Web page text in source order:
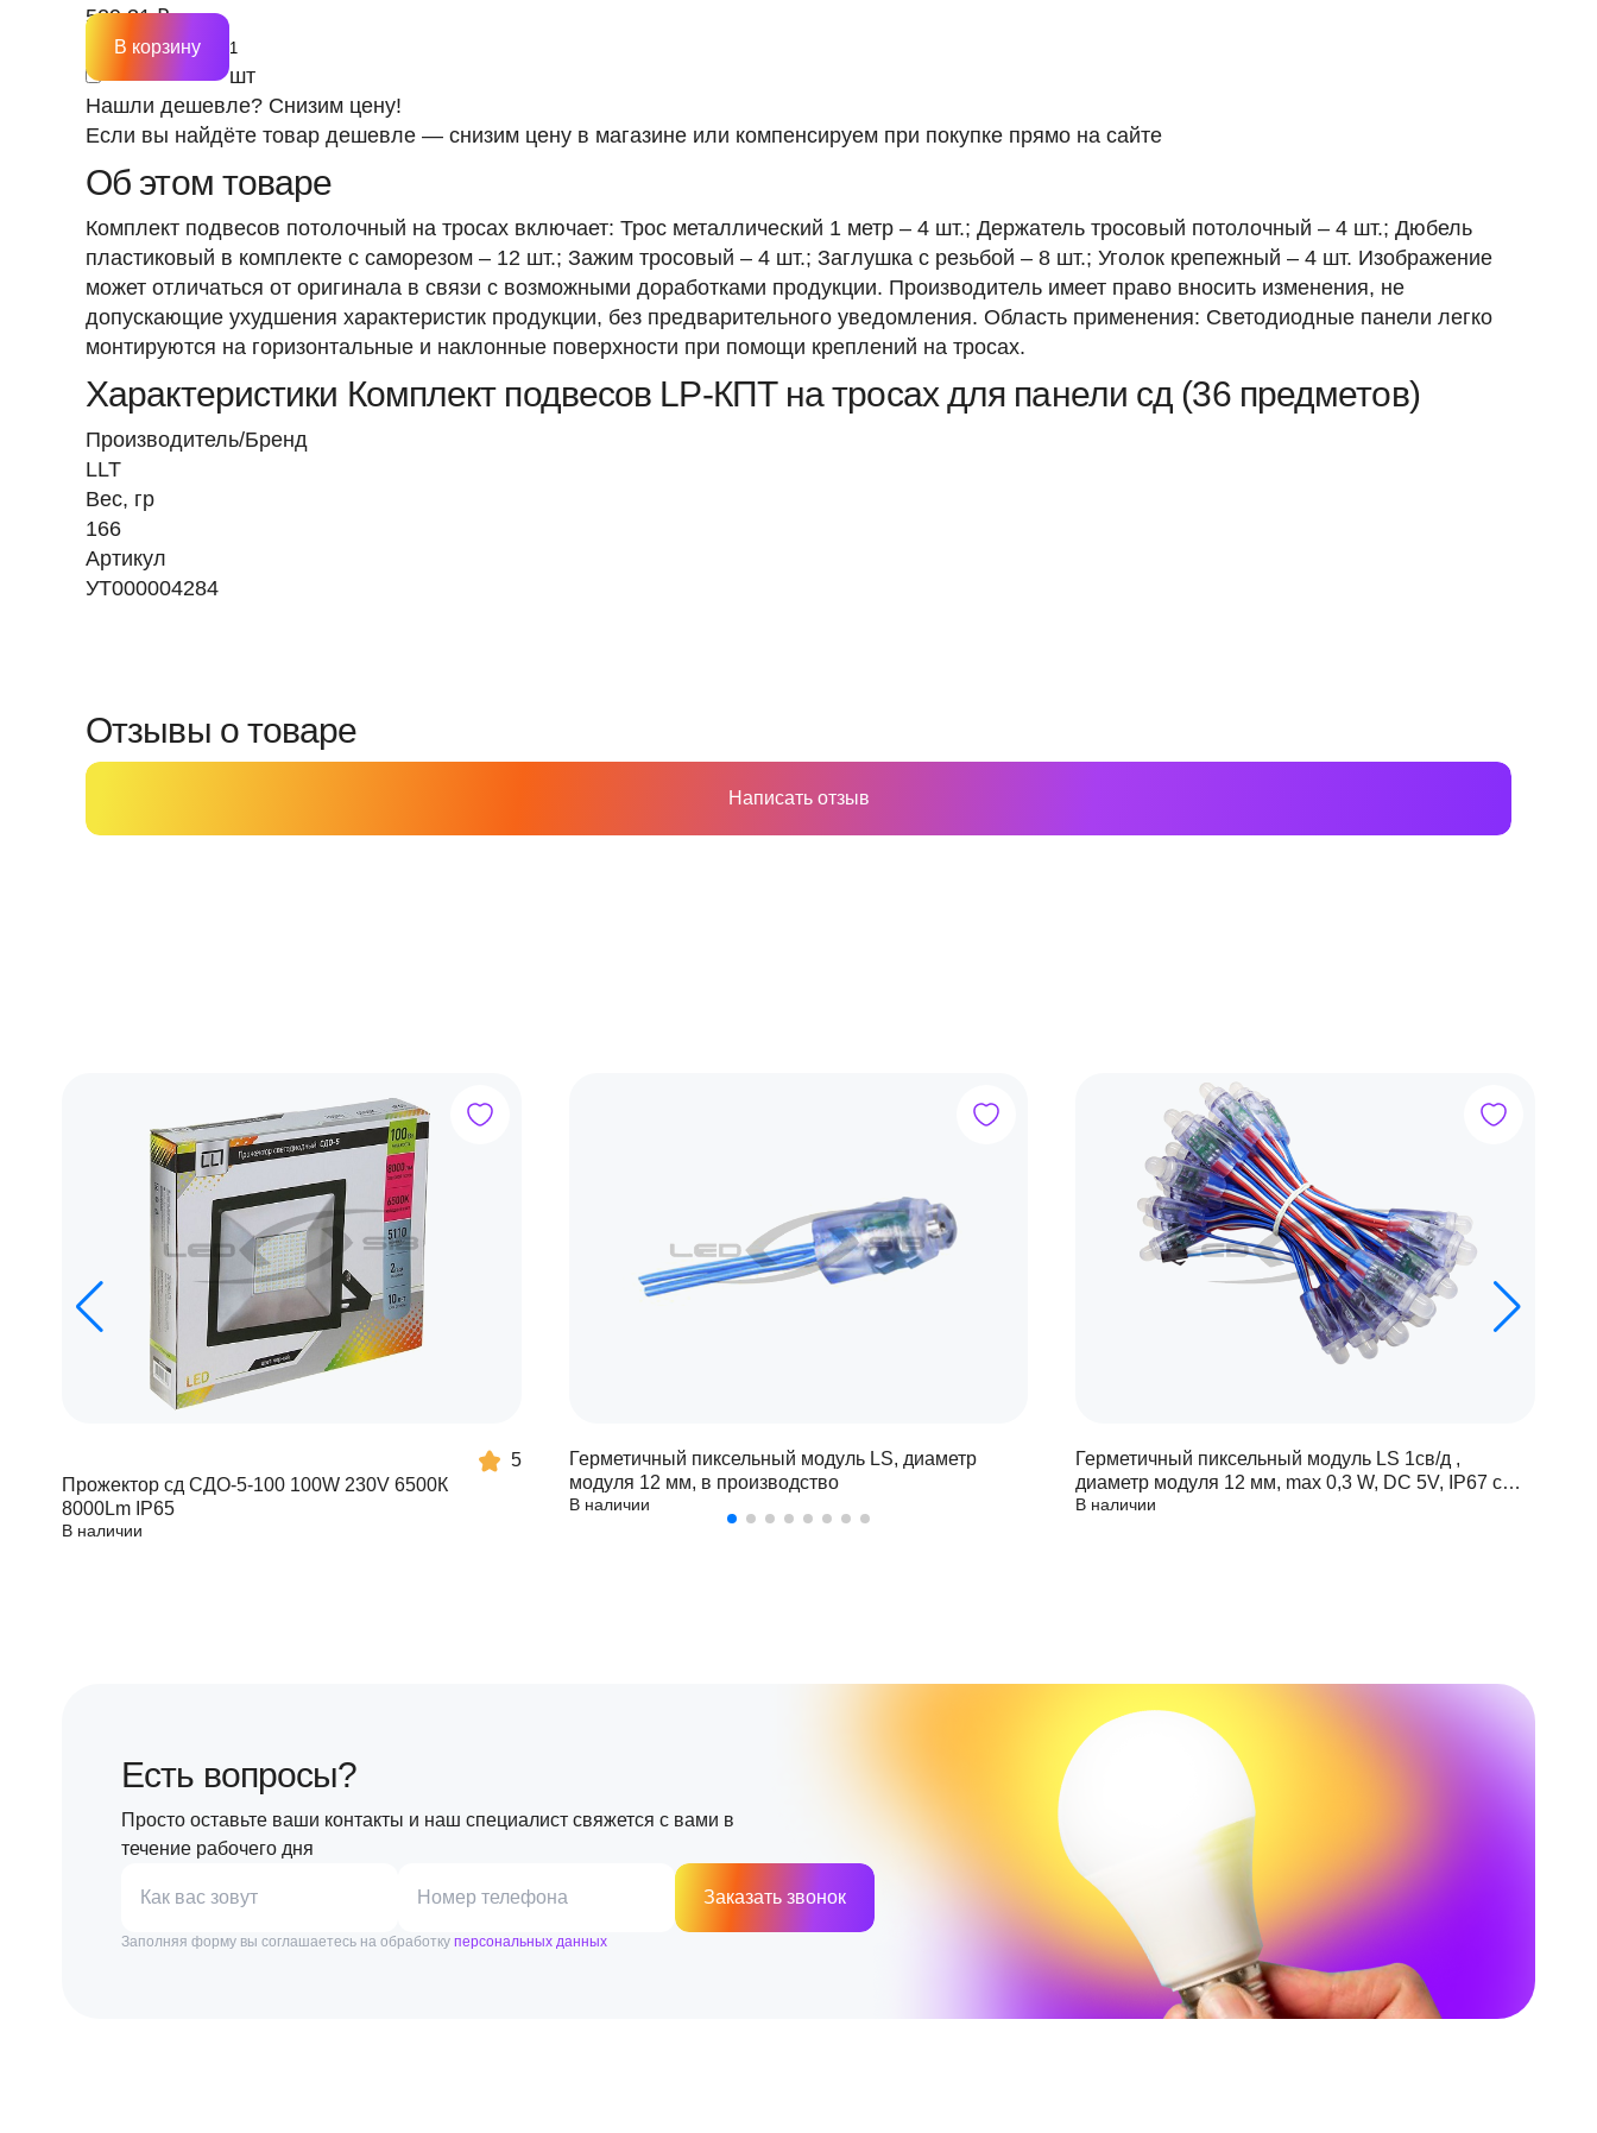
529.31 ₽
шт
В корзину
Нашли дешевле? Снизим цену!
Если вы найдёте товар дешевле — снизим цену в магазине или компенсируем при покупке прямо на сайте
Об этом товаре
Комплект подвесов потолочный на тросах включает: Трос металлический 1 метр – 4 шт.; Держатель тросовый потолочный – 4 шт.; Дюбель
пластиковый в комплекте с саморезом – 12 шт.; Зажим тросовый – 4 шт.; Заглушка с резьбой – 8 шт.; Уголок крепежный – 4 шт. Изображение
может отличаться от оригинала в связи с возможными доработками продукции. Производитель имеет право вносить изменения, не
допускающие ухудшения характеристик продукции, без предварительного уведомления. Область применения: Светодиодные панели легко
монтируются на горизонтальные и наклонные поверхности при помощи креплений на тросах.
Характеристики Комплект подвесов LP-КПТ на тросах для панели сд (36 предметов)
Производитель/Бренд
LLT
Вес, гр
166
Артикул
УТ000004284
Отзывы о товаре
Написать отзыв
5
Прожектор сд СДО-5-100 100W 230V 6500К
8000Lm IP65
В наличии
Герметичный пиксельный модуль LS, диаметр
модуля 12 мм, в производство
В наличии
Герметичный пиксельный модуль LS 1св/д ,
диаметр модуля 12 мм, max 0,3 W, DC 5V, IP67 с
чипом 6803
В наличии
Есть вопросы?
Просто оставьте ваши контакты и наш специалист свяжется с вами в
течение рабочего дня
Как вас зовут Номер телефона Заказать звонок
Заполняя форму вы соглашаетесь на обработку персональных данных